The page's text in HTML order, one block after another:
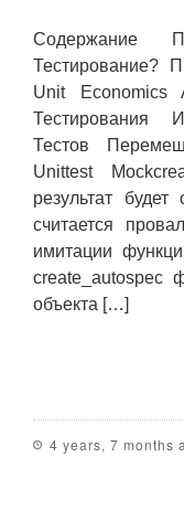
Содержание
Тестирование?
Unit Economics
Тестирования
Тестов
Unittest
результат
считается
имитации
create_autospec
объекта […]
4 years, 7 months